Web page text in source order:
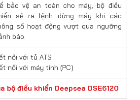
bảo vệ an toàn cho máy, bộ điều
sẽ ra lệnh dừng máy khi các
số hoạt động vượt qua ngưỡng
báo.
nối với tủ ATS
nối với máy tính (PC)
bộ điều khiển Deepsea DSE6120